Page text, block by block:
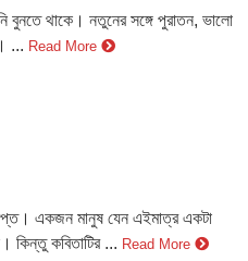
বুনতে থাকে। নতুনের সঙ্গে পুরাতন, ভালো
... Read More
একজন মানুষ যেন এইমাত্র একটা
কিন্তু কবিতাটির ... Read More